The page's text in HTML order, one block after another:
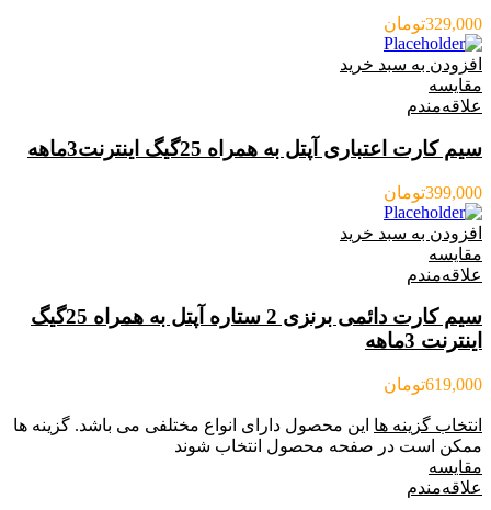
329,000تومان
افزودن به سبد خرید
مقایسه
علاقه‌مندم
سیم کارت اعتباری آپتل به همراه 25گیگ اینترنت3ماهه
399,000تومان
افزودن به سبد خرید
مقایسه
علاقه‌مندم
سیم کارت دائمی برنزی 2 ستاره آپتل به همراه 25گیگ
اینترنت 3ماهه
619,000تومان
انتخاب گزینه ها این محصول دارای انواع مختلفی می باشد. گزینه ها
ممکن است در صفحه محصول انتخاب شوند
مقایسه
علاقه‌مندم